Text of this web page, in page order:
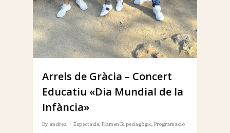
Arrels de Gràcia – Concert
Educatiu «Dia Mundial de la
Infància»
By andrea Espectacle, FlamenGi pedagògic, Programació